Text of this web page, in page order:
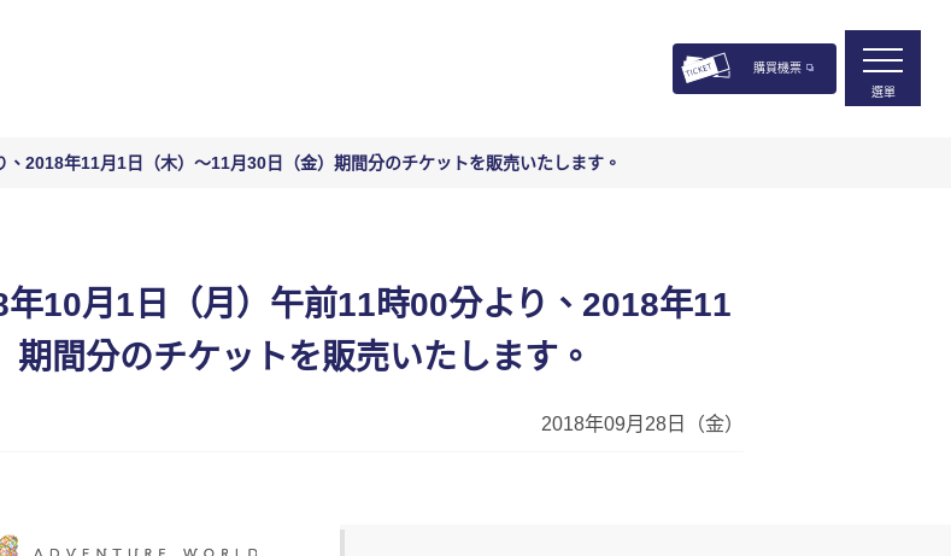
購買機票
選單
2018年11月1日（木）〜11月30日（金）期間分のチケットを販売いたします。
年10月1日（月）午前11時00分より、2018年11
間分のチケットを販売いたします。
2018年09月28日（金）